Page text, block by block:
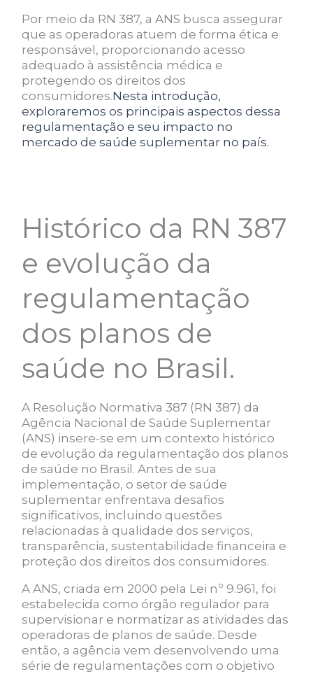
Por meio da RN 387, a ANS busca assegurar
que as operadoras atuem de forma ética e
responsável, proporcionando acesso
adequado à assistência médica e
protegendo os direitos dos
consumidores.Nesta introdução,
exploraremos os principais aspectos dessa
regulamentação e seu impacto no
mercado de saúde suplementar no país.
Histórico da RN 387
e evolução da
regulamentação
dos planos de
saúde no Brasil.
A Resolução Normativa 387 (RN 387) da
Agência Nacional de Saúde Suplementar
(ANS) insere-se em um contexto histórico
de evolução da regulamentação dos planos
de saúde no Brasil. Antes de sua
implementação, o setor de saúde
suplementar enfrentava desafios
significativos, incluindo questões
relacionadas à qualidade dos serviços,
transparência, sustentabilidade financeira e
proteção dos direitos dos consumidores.
A ANS, criada em 2000 pela Lei nº 9.961, foi
estabelecida como órgão regulador para
supervisionar e normatizar as atividades das
operadoras de planos de saúde. Desde
então, a agência vem desenvolvendo uma
série de regulamentações com o objetivo